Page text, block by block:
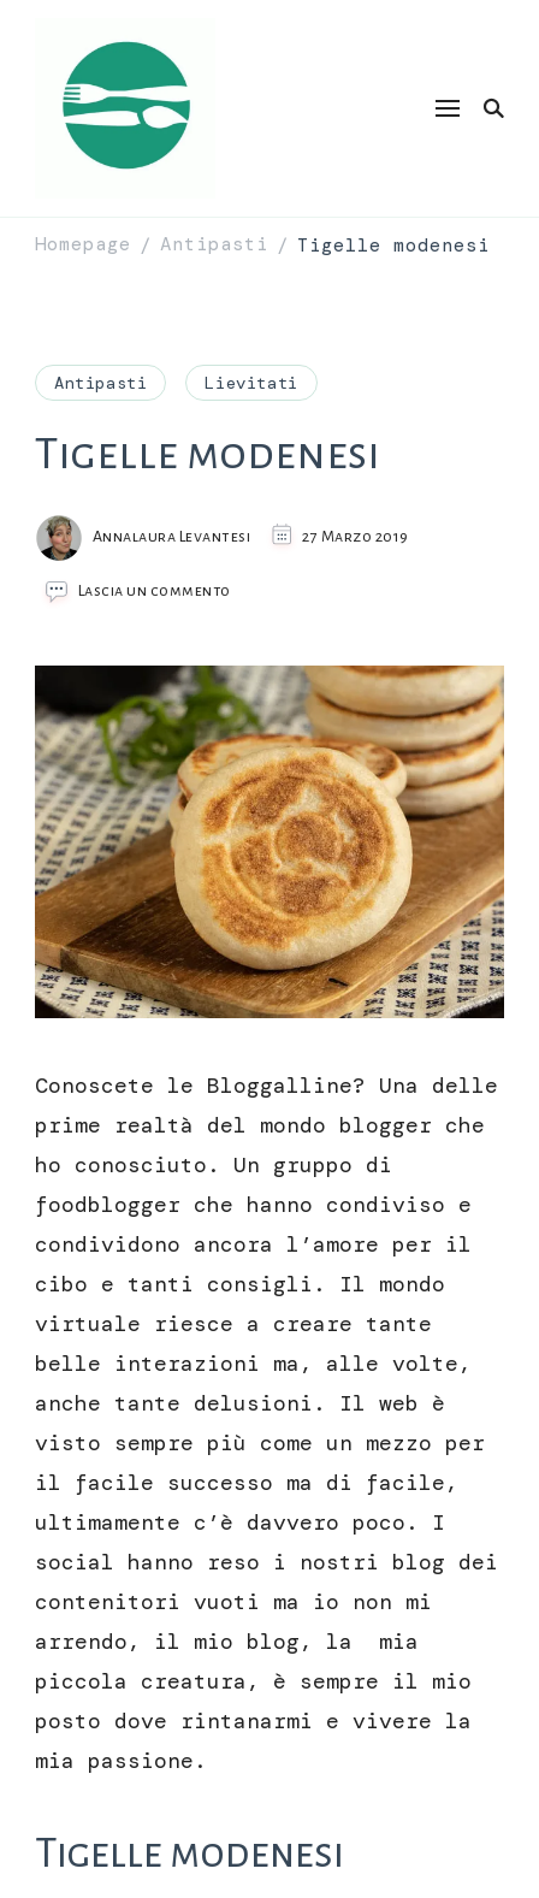
Homepage / Antipasti / Tigelle modenesi
Antipasti Lievitati
Tigelle modenesi
Annalaura Levantesi 27 Marzo 2019
Lascia un commento
Conoscete le Bloggalline? Una delle
prime realtà del mondo blogger che
ho conosciuto. Un gruppo di
foodblogger che hanno condiviso e
condividono ancora l’amore per il
cibo e tanti consigli. Il mondo
virtuale riesce a creare tante
belle interazioni ma, alle volte,
anche tante delusioni. Il web è
visto sempre più come un mezzo per
il facile successo ma di facile,
ultimamente c’è davvero poco. I
social hanno reso i nostri blog dei
contenitori vuoti ma io non mi
arrendo, il mio blog, la mia
piccola creatura, è sempre il mio
posto dove rintanarmi e vivere la
mia passione.
Tigelle modenesi